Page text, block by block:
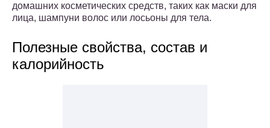
домашних косметических средств, таких как маски для
лица, шампуни волос или лосьоны для тела.
Полезные свойства, состав и
калорийность